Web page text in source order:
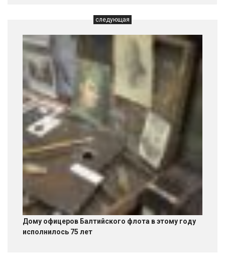
следующая
Дому офицеров Балтийского флота в этому году
исполнилось 75 лет